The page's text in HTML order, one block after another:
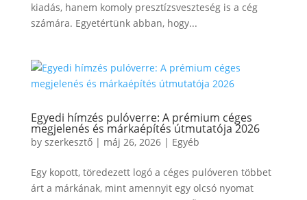
kiadás, hanem komoly presztízsveszteség is a cég
számára. Egyetértünk abban, hogy...
Egyedi hímzés pulóverre: A prémium céges
megjelenés és márkaépítés útmutatója 2026
by szerkesztő| máj 26, 2026| Egyéb
Egy kopott, töredezett logó a céges pulóveren többet
árt a márkának, mint amennyit egy olcsó nyomat